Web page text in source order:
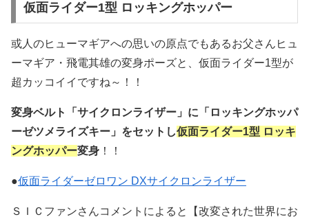
仮面ライダー1型 ロッキングホッパー
或人のヒューマギアへの思いの原点でもあるお父さんヒュ
ーマギア・飛電其雄の変身ポーズと、仮面ライダー1型が
超カッコイイですね～！！
変身ベルト「サイクロンライザー」に「ロッキングホッパ
ーゼツメライズキー」をセットし仮面ライダー1型 ロッキ
ングホッパー変身 ！！
●仮面ライダーゼロワン DXサイクロンライザー
ＳＩＣファンさんコメントによると【改変された世界にお